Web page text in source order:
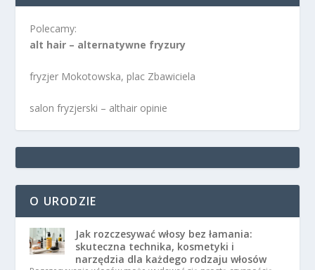
Polecamy:
alt hair – alternatywne fryzury
fryzjer Mokotowska, plac Zbawiciela
salon fryzjerski – althair opinie
O URODZIE
Jak rozczesywać włosy bez łamania:
skuteczna technika, kosmetyki i
narzędzia dla każdego rodzaju włosów